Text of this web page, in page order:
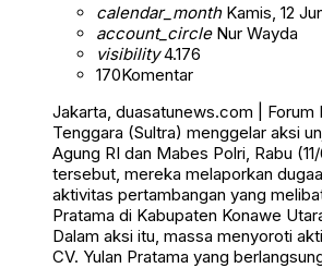
calendar_monthKamis, 12
account_circleNur Wayda
visibility4.176
170Komentar
Jakarta, duasatunews.com | Forum
Tenggara (Sultra) menggelar aksi
Agung RI dan Mabes Polri, Rabu
tersebut, mereka melaporkan
aktivitas pertambangan yang
Pratama di Kabupaten Konawe
Dalam aksi itu, massa menyoroti
CV. Yulan Pratama yang